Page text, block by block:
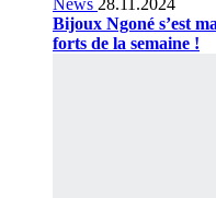
News 28.11.2024
Bijoux Ngoné s’est
forts de la semaine !